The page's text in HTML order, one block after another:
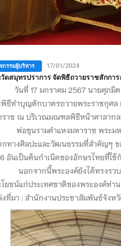
กรรมผู้บริหาร 17/01/2024
ดสมุทรปราการ จัดพิธีถวายราชสักก
ที่ 17 มกราคม 2567 นายศุภมิตร
พิธีทำบุญตักบาตรถวายพระราชกุศล
ราช ณ บริเวณมณฑลพิธีหน้าศาลากล
ขุนรามคำแหงมหาราช พระมหากษั
กทางศิลปะและวัฒนธรรมที่สำคัญๆ
อันเป็นต้นกำเนิดของอักษรไทยที่ใช้
กจากนี้พระองค์ยังได้ทรงรวบรวม
ยชน์แก่ประเทศชาติของพระองค์ท่
งที่มา : สำนักงานประชาสัมพันธ์จังห